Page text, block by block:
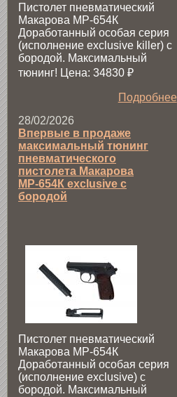
Пистолет пневматический
Макарова МР-654К
Доработанный особая серия
(исполнение exclusive killer) с
бородой. Максимальный
тюнинг! Цена: 34830 ₽
Подробнее
28/02/2026
Впервые в продаже
максимальный тюнинг
пневматического
пистолета Макарова
МР-654К exclusive с
бородой
Пистолет пневматический
Макарова МР-654К
Доработанный особая серия
(исполнение exclusive) c
бородой. Максимальный